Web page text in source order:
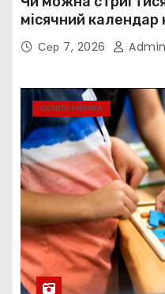
місячний календар
Сер 7, 2026
ОСВІТА І НАУКА